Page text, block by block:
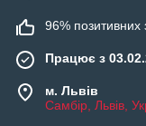
96% позитивних
Працює з
м. Львів
Самбір, Львів,